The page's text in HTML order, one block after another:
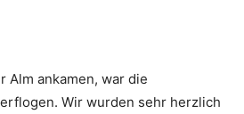
Alm ankamen, war die
Wir wurden sehr herzlich